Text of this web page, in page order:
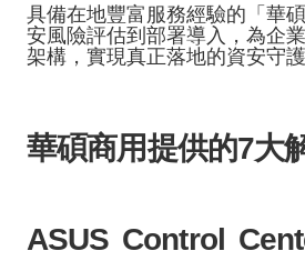
具備在地豐富服務經驗的「華
安風險評估到部署導入，為企
架構，實現真正落地的資安守護
華碩商用提供的7大
ASUS Control